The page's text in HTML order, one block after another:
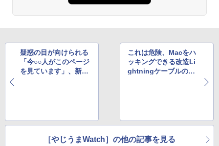
疑惑の目が向けられる
「今○○人がこのページ
を見ています」、新た
これは危険、Macをハ
ッキングできる改造Li
ghtningケーブルの予
［やじうまWatch］の他の記事を見る